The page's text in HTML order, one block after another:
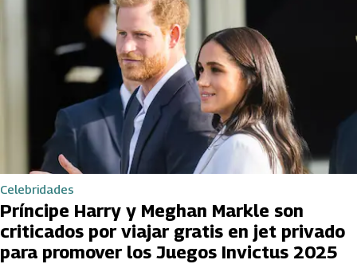
Celebridades
Príncipe Harry y Meghan Markle son
criticados por viajar gratis en jet privado
para promover los Juegos Invictus 2025